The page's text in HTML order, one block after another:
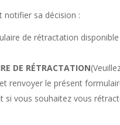
notifier sa décision :
de rétractation disponible
DE RÉTRACTATION
renvoyer le présent
si vous souhaitez vous